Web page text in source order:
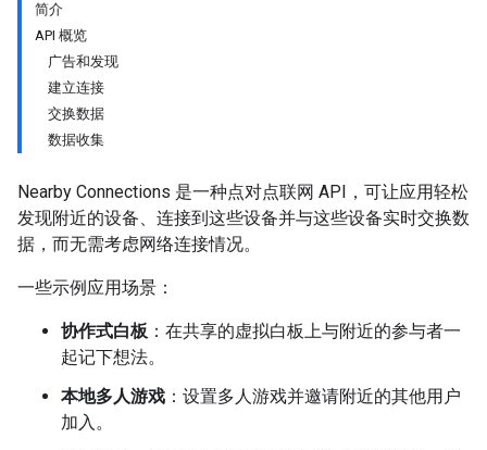
简介
API 概览
广告和发现
建立连接
交换数据
数据收集
Nearby Connections 是一种点对点联网 API，可让应用轻松
发现附近的设备、连接到这些设备并与这些设备实时交换数
据，而无需考虑网络连接情况。
一些示例应用场景：
协作式白板 ：在共享的虚拟白板上与附近的参与者一
起记下想法。
本地多人游戏 ：设置多人游戏并邀请附近的其他用户
加入。